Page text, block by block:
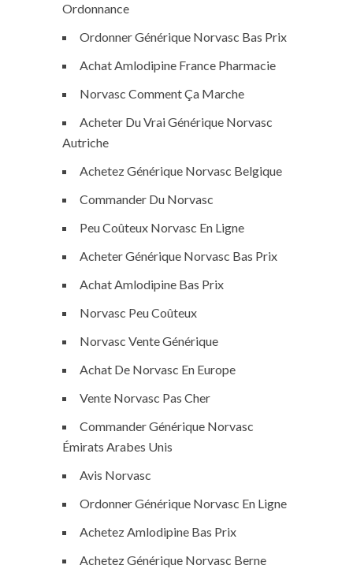
Ordonnance
Ordonner Générique Norvasc Bas Prix
Achat Amlodipine France Pharmacie
Norvasc Comment Ça Marche
Acheter Du Vrai Générique Norvasc
Autriche
Achetez Générique Norvasc Belgique
Commander Du Norvasc
Peu Coûteux Norvasc En Ligne
Acheter Générique Norvasc Bas Prix
Achat Amlodipine Bas Prix
Norvasc Peu Coûteux
Norvasc Vente Générique
Achat De Norvasc En Europe
Vente Norvasc Pas Cher
Commander Générique Norvasc
Émirats Arabes Unis
Avis Norvasc
Ordonner Générique Norvasc En Ligne
Achetez Amlodipine Bas Prix
Achetez Générique Norvasc Berne